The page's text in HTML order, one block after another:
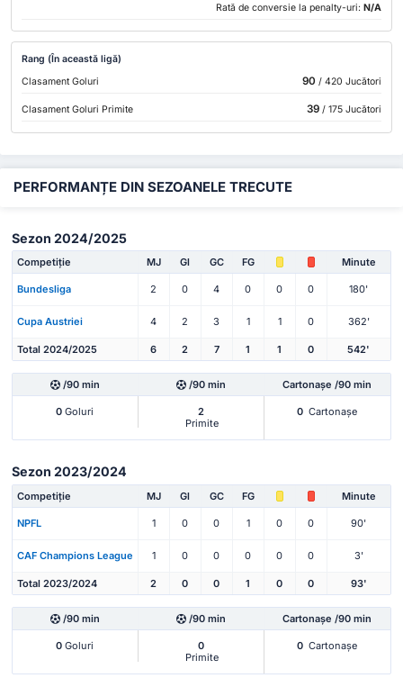
Rată de conversie la penalty-uri: N/A
Rang (În această ligă)
Clasament Goluri
90 / 420 Jucători
Clasament Goluri Primite 39/ 175 Jucători
PERFORMANȚE DIN SEZOANELE TRECUTE
Sezon 2024/2025
Competiție MJ Gl GC FG Minute
Bundesliga 2 0 4 0 0 0 180'
Cupa Austriei 4 2 3 1 1 0 362'
Total 2024/2025 6 2 7 1 1 0 542'
/90 min /90 min Cartonașe /90 min
0 Goluri
2
Primite
0 Cartonașe
Sezon 2023/2024
Competiție MJ Gl GC FG Minute
NPFL 1 0 0 1 0 0 90'
CAF Champions League 1 0 0 0 0 0 3'
Total 2023/2024 2 0 0 1 0 0 93'
/90 min /90 min Cartonașe /90 min
0 Goluri
0
Primite
0 Cartonașe